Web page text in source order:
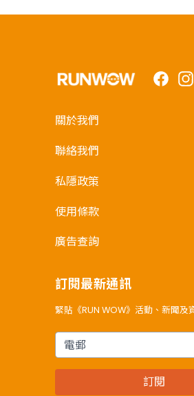
關於我們
聯絡我們
私隱政策
使用條款
廣告查詢
訂閱最新通訊
緊貼《RUN WOW》活動、新聞及
電郵
訂閱